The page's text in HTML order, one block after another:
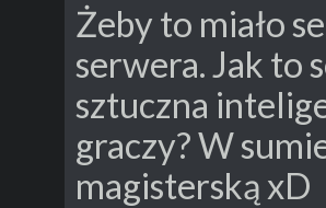
Żeby to miało
serwera. Jak to
sztuczna
graczy? W
magisterską xD